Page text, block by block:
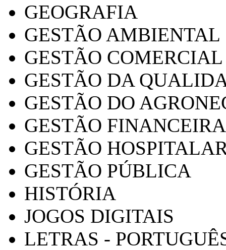
GEOGRAFIA
GESTÃO AMBIENTAL
GESTÃO COMERCIAL
GESTÃO DA
GESTÃO DO
GESTÃO FINANCEIRA
GESTÃO
GESTÃO PÚBLICA
HISTÓRIA
JOGOS DIGITAIS
LETRAS -